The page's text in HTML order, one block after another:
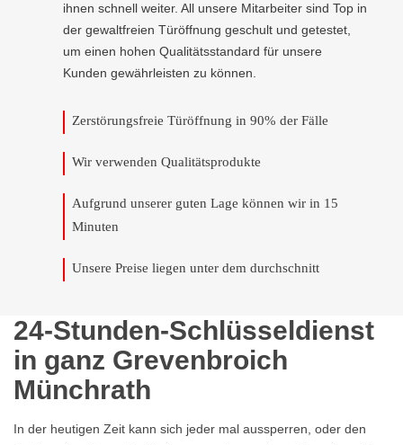
ihnen schnell weiter. All unsere Mitarbeiter sind Top in
der gewaltfreien Türöffnung geschult und getestet,
um einen hohen Qualitätsstandard für unsere
Kunden gewährleisten zu können.
Zerstörungsfreie Türöffnung in 90% der Fälle
Wir verwenden Qualitätsprodukte
Aufgrund unserer guten Lage können wir in 15
Minuten
Unsere Preise liegen unter dem durchschnitt
24-Stunden-Schlüsseldienst
in ganz Grevenbroich
Münchrath
In der heutigen Zeit kann sich jeder mal aussperren, oder den